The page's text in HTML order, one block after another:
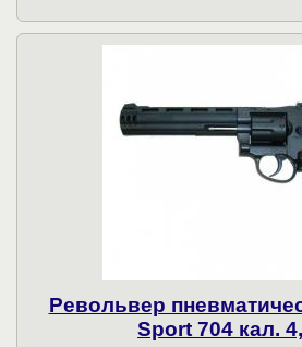
Револьвер
Sport 704 кал.